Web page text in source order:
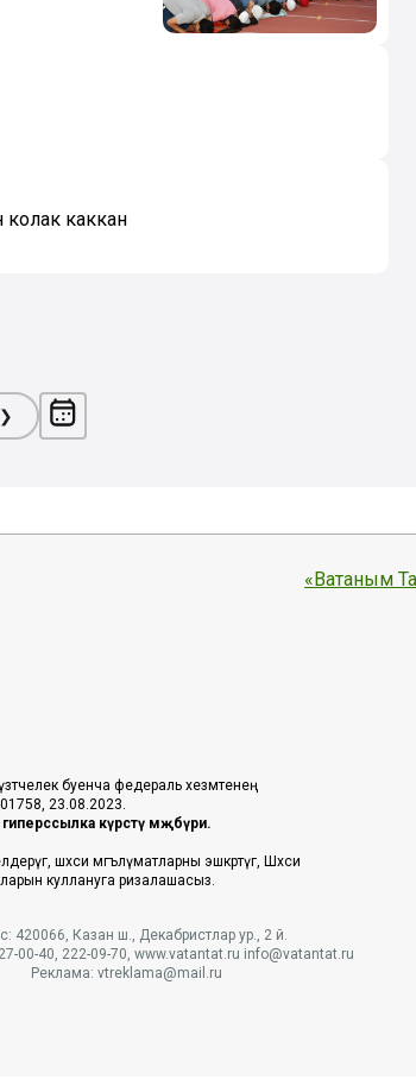
колак каккан
буенча федераль хезмәтенең
01758, 23.08.2023.
күрсәтү мәҗбүри.
шәхси мәгълүматларны эшкәртүгә, Шәхси
куллануга ризалашасыз.
«Ватаным
420066, Казан ш., Декабристлар ур., 2 й.
00-40, 222-09-70, www.vatantat.ru info@vatantat.ru
Реклама: vtreklama@mail.ru